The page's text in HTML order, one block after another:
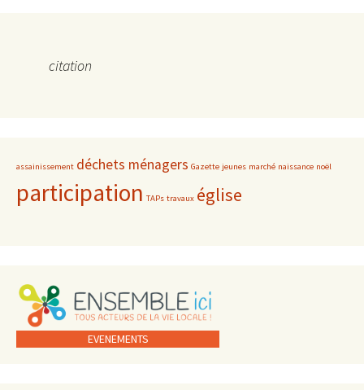
citation
assainissement déchets ménagers Gazette jeunes marché naissance noël
participation TAPs travaux église
EVENEMENTS